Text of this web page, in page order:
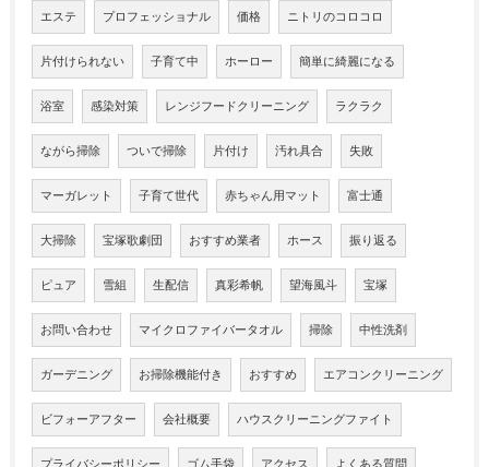
エステ プロフェッショナル 価格 ニトリのコロコロ
片付けられない 子育て中 ホーロー 簡単に綺麗になる
浴室 感染対策 レンジフードクリーニング ラクラク
ながら掃除 ついで掃除 片付け 汚れ具合 失敗
マーガレット 子育て世代 赤ちゃん用マット 富士通
大掃除 宝塚歌劇団 おすすめ業者 ホース 振り返る
ピュア 雪組 生配信 真彩希帆 望海風斗 宝塚
お問い合わせ マイクロファイバータオル 掃除 中性洗剤
ガーデニング お掃除機能付き おすすめ エアコンクリーニング
ビフォーアフター 会社概要 ハウスクリーニングファイト